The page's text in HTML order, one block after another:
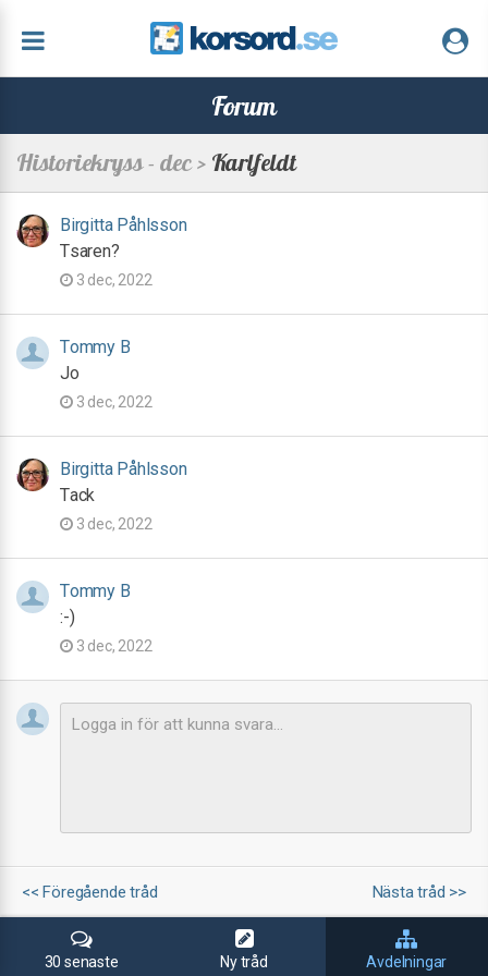
Forum
Historiekryss - dec >Karlfeldt
Birgitta Påhlsson
Tsaren?
3 dec, 2022
Tommy B
Jo
3 dec, 2022
Birgitta Påhlsson
Tack
3 dec, 2022
Tommy B
:-)
3 dec, 2022
<< Föregående tråd Nästa tråd >>
30 senaste Ny tråd Avdelningar